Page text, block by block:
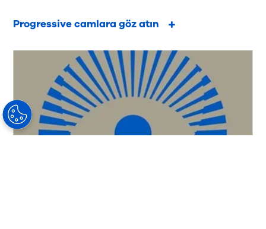
Progressive camlara göz atın